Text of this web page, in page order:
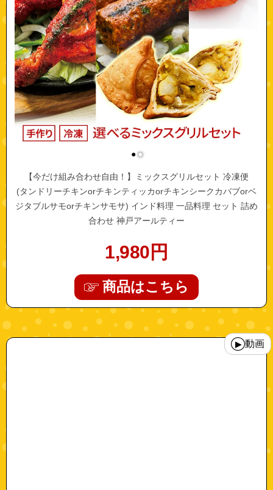
●●
【今だけ組み合わせ自由！】ミックスグリルセット 冷凍便
(タンドリーチキンorチキンティッカorチキンシークカバブorベ
ジタブルサモorチキンサモサ) インド料理 一品料理 セット 詰め
合わせ 神戸アールティー
1,980 円
商品はこちら
"10000435"
▶ 動画